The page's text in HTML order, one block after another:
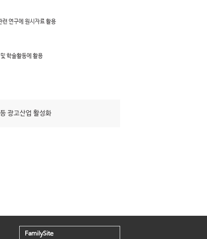
련 연구에 원시자료 활용
학술활동에 활용
광고산업 활성화
FamilySite